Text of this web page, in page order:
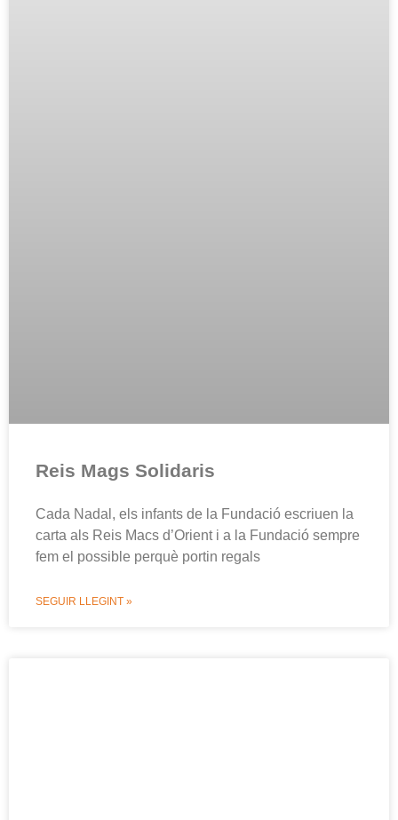
Reis Mags Solidaris
Cada Nadal, els infants de la Fundació escriuen la
carta als Reis Macs d’Orient i a la Fundació sempre
fem el possible perquè portin regals
SEGUIR LLEGINT »